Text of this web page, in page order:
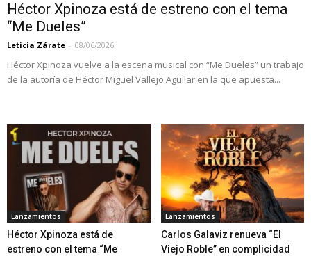
Héctor Xpinoza está de estreno con el tema
“Me Dueles”
Leticia Zárate - 08/06/2026
Héctor Xpinoza vuelve a la escena musical con “Me Dueles” un trabajo
de la autoría de Héctor Miguel Vallejo Aguilar en la que apuesta...
Lanzamientos
Héctor Xpinoza está de
estreno con el tema “Me
Lanzamientos
Carlos Galaviz renueva “El
Viejo Roble” en complicidad